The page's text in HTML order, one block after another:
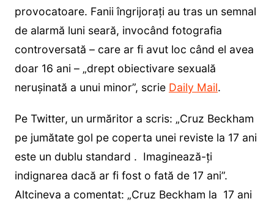
provocatoare. Fanii îngrijorați au tras un semnal
de alarmă luni seară, invocând fotografia
controversată – care ar fi avut loc când el avea
doar 16 ani – „drept obiectivare sexuală
nerușinată a unui minor”, scrie Daily Mail.
Pe Twitter, un urmăritor a scris: „Cruz Beckham
pe jumătate gol pe coperta unei reviste la 17 ani
este un dublu standard . Imaginează-ți
indignarea dacă ar fi fost o fată de 17 ani”.
Altcineva a comentat: „Cruz Beckham la 17 ani